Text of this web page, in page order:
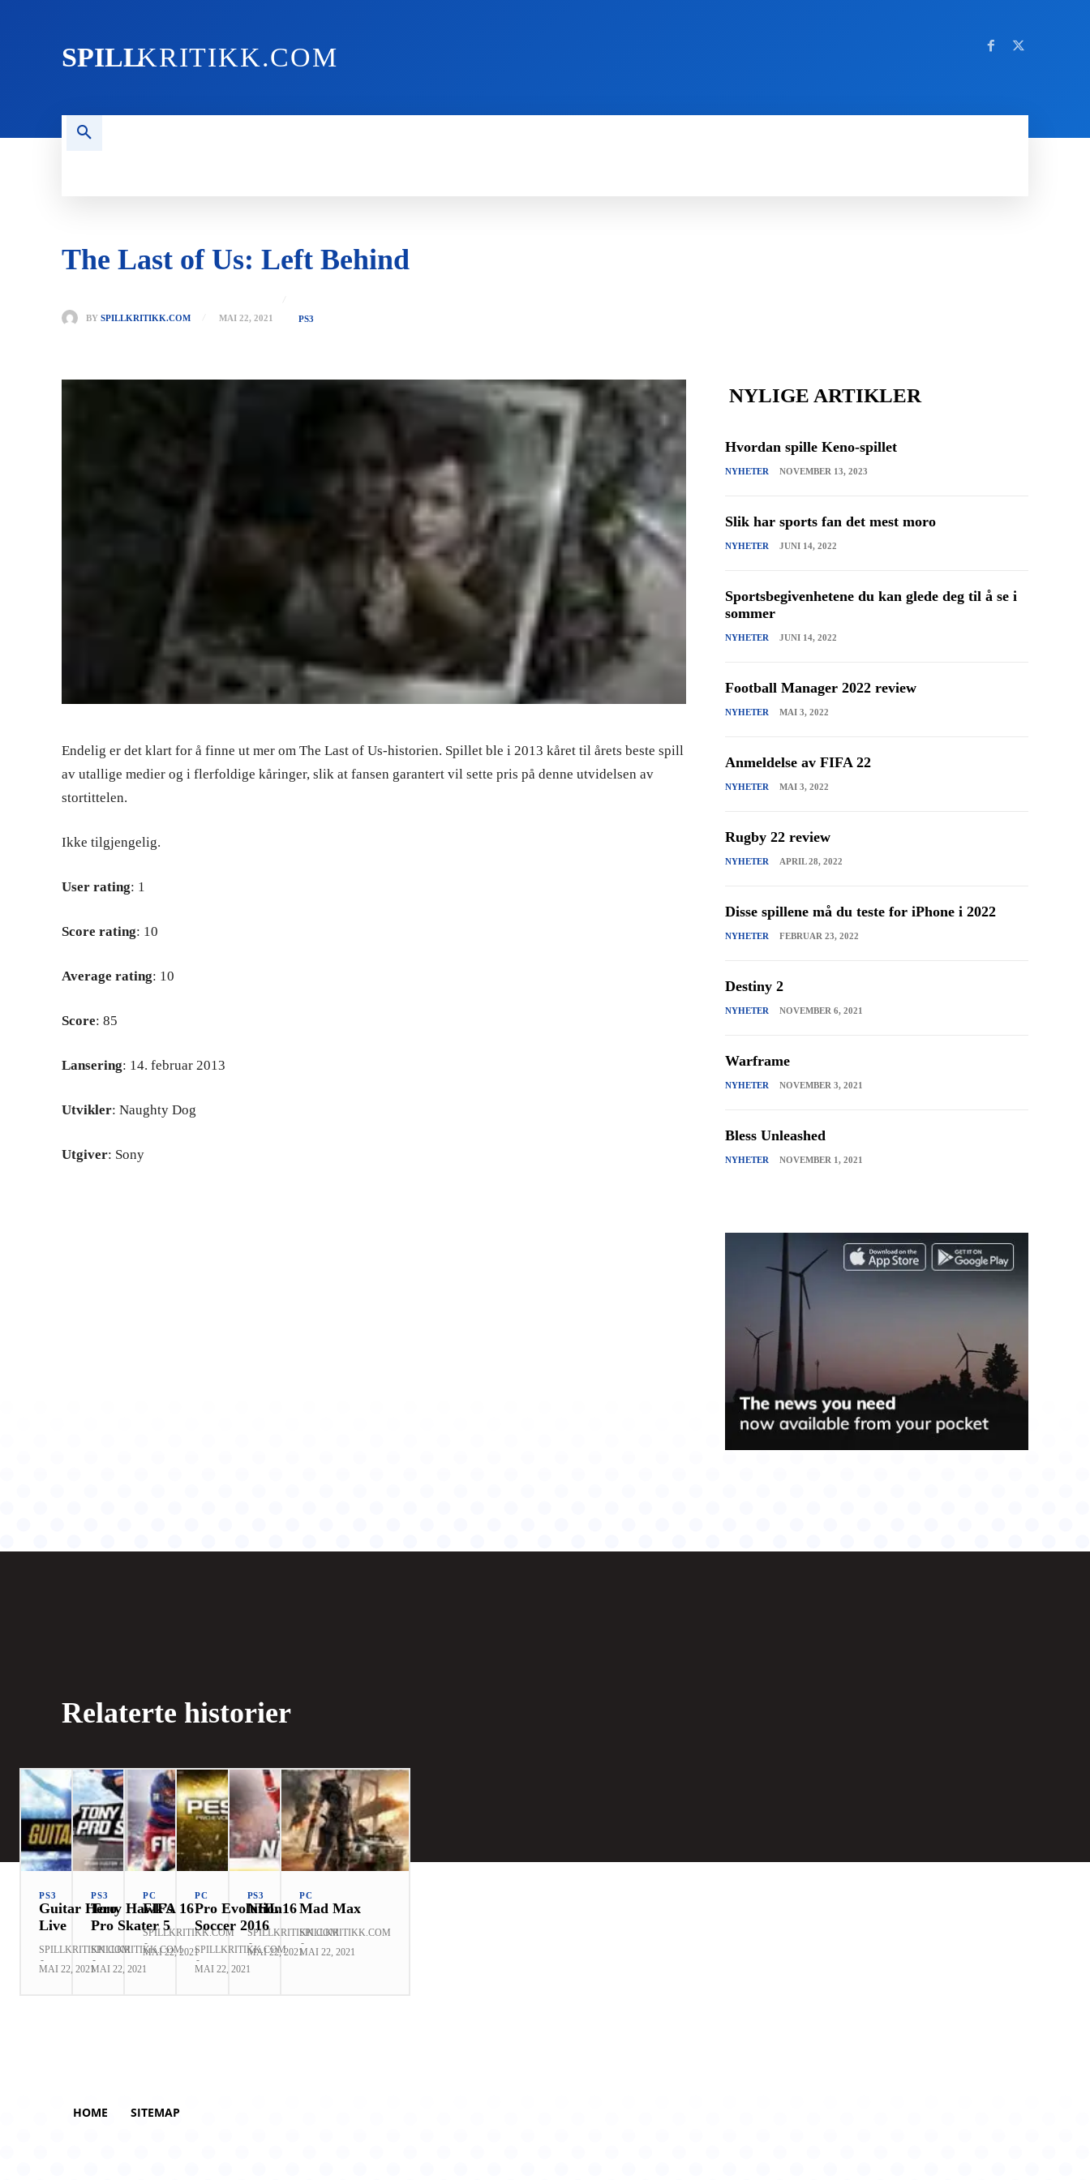
SPILLKRITIKK.COM
The Last of Us: Left Behind
BY SPILLKRITIKK.COM MAI 22, 2021 PS3
Endelig er det klart for å finne ut mer om The Last of Us-historien. Spillet ble i 2013 kåret til årets beste spill
av utallige medier og i flerfoldige kåringer, slik at fansen garantert vil sette pris på denne utvidelsen av
stortittelen.
Ikke tilgjengelig.
User rating: 1
Score rating: 10
Average rating: 10
Score: 85
Lansering: 14. februar 2013
Utvikler: Naughty Dog
Utgiver: Sony
NYLIGE ARTIKLER
Hvordan spille Keno-spillet
NYHETER NOVEMBER 13, 2023
Slik har sports fan det mest moro
NYHETER JUNI 14, 2022
Sportsbegivenhetene du kan glede deg til å se i
sommer
NYHETER JUNI 14, 2022
Football Manager 2022 review
NYHETER MAI 3, 2022
Anmeldelse av FIFA 22
NYHETER MAI 3, 2022
Rugby 22 review
NYHETER APRIL 28, 2022
Disse spillene må du teste for iPhone i 2022
NYHETER FEBRUAR 23, 2022
Destiny 2
NYHETER NOVEMBER 6, 2021
Warframe
NYHETER NOVEMBER 3, 2021
Bless Unleashed
NYHETER NOVEMBER 1, 2021
Relaterte historier
PS3
Guitar Hero
Live
SPILLKRITIKK.COM
-
MAI 22, 2021
PS3
Tony Hawk’s
Pro Skater 5
SPILLKRITIKK.COM
-
MAI 22, 2021
PC
FIFA 16
SPILLKRITIKK.COM
-
MAI 22, 2021
PC
Pro Evolution
Soccer 2016
SPILLKRITIKK.COM
-
MAI 22, 2021
PS3
NHL 16
SPILLKRITIKK.COM
-
MAI 22, 2021
PC
Mad Max
SPILLKRITIKK.COM
-
MAI 22, 2021
HOME SITEMAP